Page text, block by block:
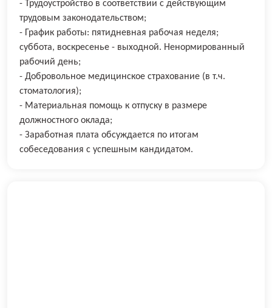
- Трудоустройство в соответствии с действующим
трудовым законодательством;
- График работы: пятидневная рабочая неделя;
суббота, воскресенье - выходной. Ненормированный
рабочий день;
- Добровольное медицинское страхование (в т.ч.
стоматология);
- Материальная помощь к отпуску в размере
должностного оклада;
- Заработная плата обсуждается по итогам
собеседования с успешным кандидатом.